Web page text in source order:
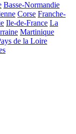
Basse-Normandie
Corse Franche-
Ile-de-France La
Martinique
de la Loire